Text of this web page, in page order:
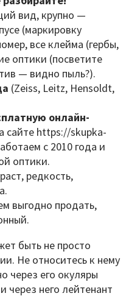
вид, крупно —
(маркировку
все клейма (гербы,
оптики (посветите
— видно пыль?).
(Zeiss, Leitz, Hensoldt,
онлайн-
сайте https://skupka-
с 2010 года и
оптики.
редкость,
выгодно продать,
быть не просто
Не относитесь к нему
через его окуляры
через него лейтенант